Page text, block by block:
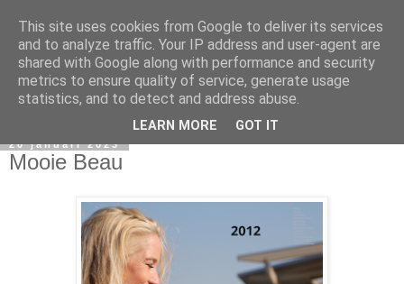
20 januari 2023
Mooie Beau
This site uses cookies from Google to deliver its services
and to analyze traffic. Your IP address and user-agent are
shared with Google along with performance and security
metrics to ensure quality of service, generate usage
statistics, and to detect and address abuse.
LEARN MORE GOT IT